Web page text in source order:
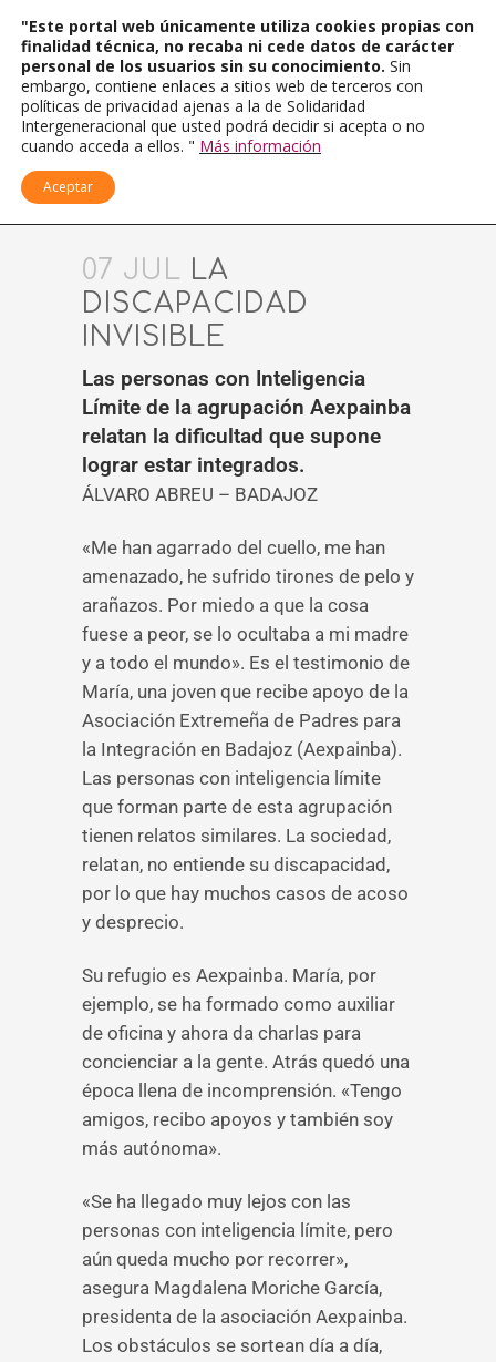
07 JUL LA
DISCAPACIDAD
INVISIBLE
Las personas con Inteligencia
Límite de la agrupación Aexpainba
relatan la dificultad que supone
lograr estar integrados.
ÁLVARO ABREU – BADAJOZ
«Me han agarrado del cuello, me han
amenazado, he sufrido tirones de pelo y
arañazos. Por miedo a que la cosa
fuese a peor, se lo ocultaba a mi madre
y a todo el mundo». Es el testimonio de
María, una joven que recibe apoyo de la
Asociación Extremeña de Padres para
la Integración en Badajoz (Aexpainba).
Las personas con inteligencia límite
que forman parte de esta agrupación
tienen relatos similares. La sociedad,
relatan, no entiende su discapacidad,
por lo que hay muchos casos de acoso
y desprecio.
Su refugio es Aexpainba. María, por
ejemplo, se ha formado como auxiliar
de oficina y ahora da charlas para
concienciar a la gente. Atrás quedó una
época llena de incomprensión. «Tengo
amigos, recibo apoyos y también soy
más autónoma».
«Se ha llegado muy lejos con las
personas con inteligencia límite, pero
aún queda mucho por recorrer»,
asegura Magdalena Moriche García,
presidenta de la asociación Aexpainba.
Los obstáculos se sortean día a día,
"Este portal web únicamente utiliza cookies propias con
finalidad técnica, no recaba ni cede datos de carácter
personal de los usuarios sin su conocimiento. Sin
embargo, contiene enlaces a sitios web de terceros con
políticas de privacidad ajenas a la de Solidaridad
Intergeneracional que usted podrá decidir si acepta o no
cuando acceda a ellos. " Más información
Aceptar